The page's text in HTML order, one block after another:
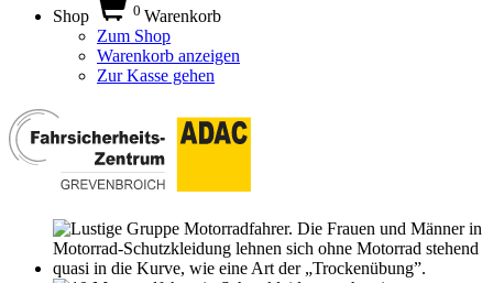
Shop 0 Warenkorb
Zum Shop
Warenkorb anzeigen
Zur Kasse gehen